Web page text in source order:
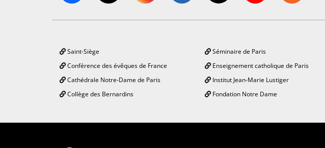
Saint-Siège
Conférence des évêques de France
Cathédrale Notre-Dame de Paris
Collège des Bernardins
Séminaire de Paris
Enseignement catholique de Paris
Institut Jean-Marie Lustiger
Fondation Notre Dame